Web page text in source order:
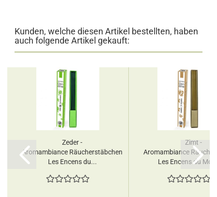
Kunden, welche diesen Artikel bestellten, haben
auch folgende Artikel gekauft:
Zeder -
Aromambiance Räucherstäbchen
Les Encens du...
Zimt -
Aromambiance
Les Encens du